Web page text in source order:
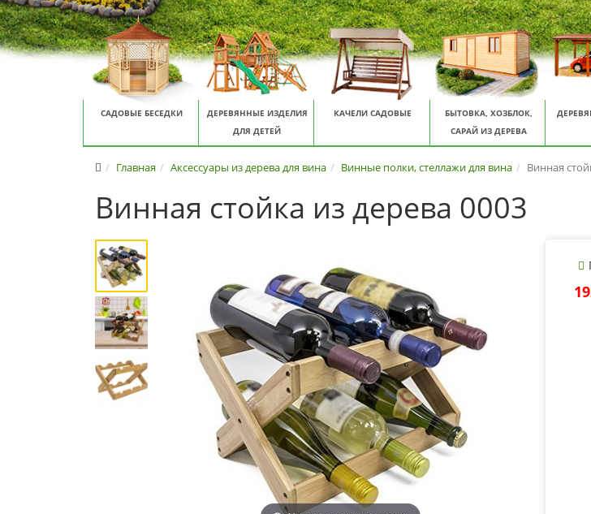
САДОВЫЕ БЕСЕДКИ
ДЕРЕВЯННЫЕ ИЗДЕЛИЯ
ДЛЯ ДЕТЕЙ
КАЧЕЛИ САДОВЫЕ
БЫТОВКА, ХОЗБЛОК,
САРАЙ ИЗ ДЕРЕВА
Главная Аксессуары из дерева для вина Винные полки, стеллажи для вина Винная
Винная стойка из дерева 0003